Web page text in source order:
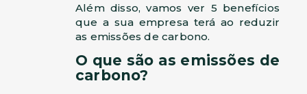
Além disso, vamos ver 5 benefícios
que a sua empresa terá ao reduzir
as emissões de carbono.
O que são as emissões de
carbono?